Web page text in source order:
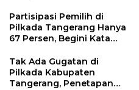
Partisipasi Pemilih di
Pilkada Tangerang Hanya
67 Persen, Begini Kata
Tak Ada Gugatan di
Pilkada Kabupaten
Tangerang, Penetapan